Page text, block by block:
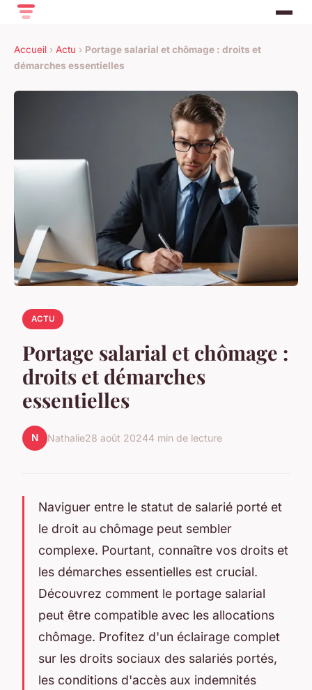
Accueil › Actu › Portage salarial et chômage : droits et
démarches essentielles
ACTU
Portage salarial et chômage :
droits et démarches
essentielles
N Nathalie28 août 20244 min de lecture
Naviguer entre le statut de salarié porté et
le droit au chômage peut sembler
complexe. Pourtant, connaître vos droits et
les démarches essentielles est crucial.
Découvrez comment le portage salarial
peut être compatible avec les allocations
chômage. Profitez d'un éclairage complet
sur les droits sociaux des salariés portés,
les conditions d'accès aux indemnités